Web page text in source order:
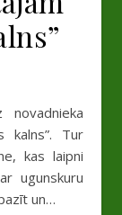
kalns”. Tur
kas laipni
ugunskuru
un…